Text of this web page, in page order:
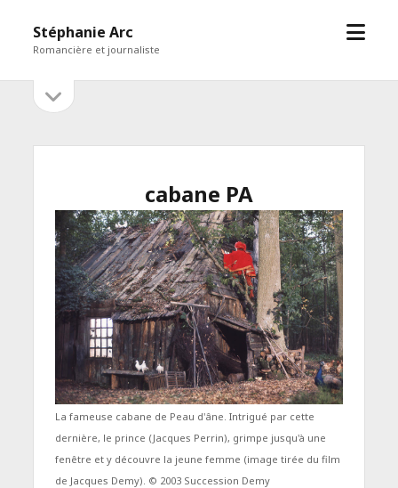
Stéphanie Arc
Romancière et journaliste
open
Sidebar
sidebar
cabane PA
La fameuse cabane de Peau d'âne. Intrigué par cette
dernière, le prince (Jacques Perrin), grimpe jusqu'à une
fenêtre et y découvre la jeune femme (image tirée du film
de Jacques Demy). © 2003 Succession Demy